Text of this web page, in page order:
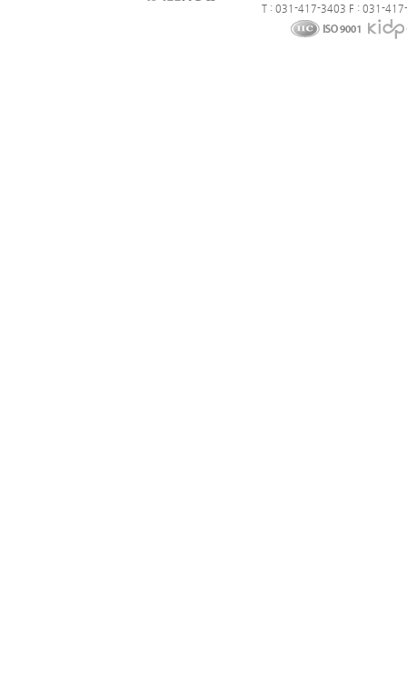
T : 031-417-3403 F : 031-